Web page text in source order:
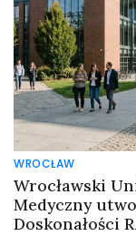
WROCŁAW
Wrocławski
Medyczny
Doskonałości